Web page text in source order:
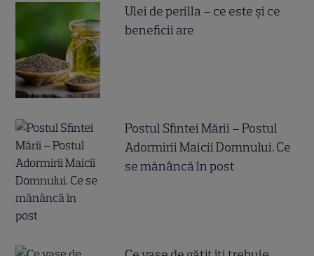
Ulei de perilla – ce este și ce
beneficii are
Postul Sfintei Mării – Postul
Adormirii Maicii Domnului. Ce
se mănâncă în post